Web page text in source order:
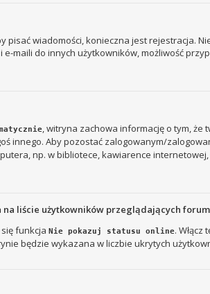
pisać wiadomości, konieczna jest rejestracja.
e-maili do innych użytkowników, możliwość
, witryna zachowa informację o tym,
innego. Aby pozostać zalogowanym/
np. w bibliotece, kawiarence
liście użytkowników przeglądających
funkcja Nie pokazuj statusu online. Włącz
będzie wykazana w liczbie ukrytych